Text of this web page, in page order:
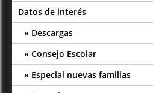
Datos de interés
Descargas
Consejo Escolar
Especial nuevas familias